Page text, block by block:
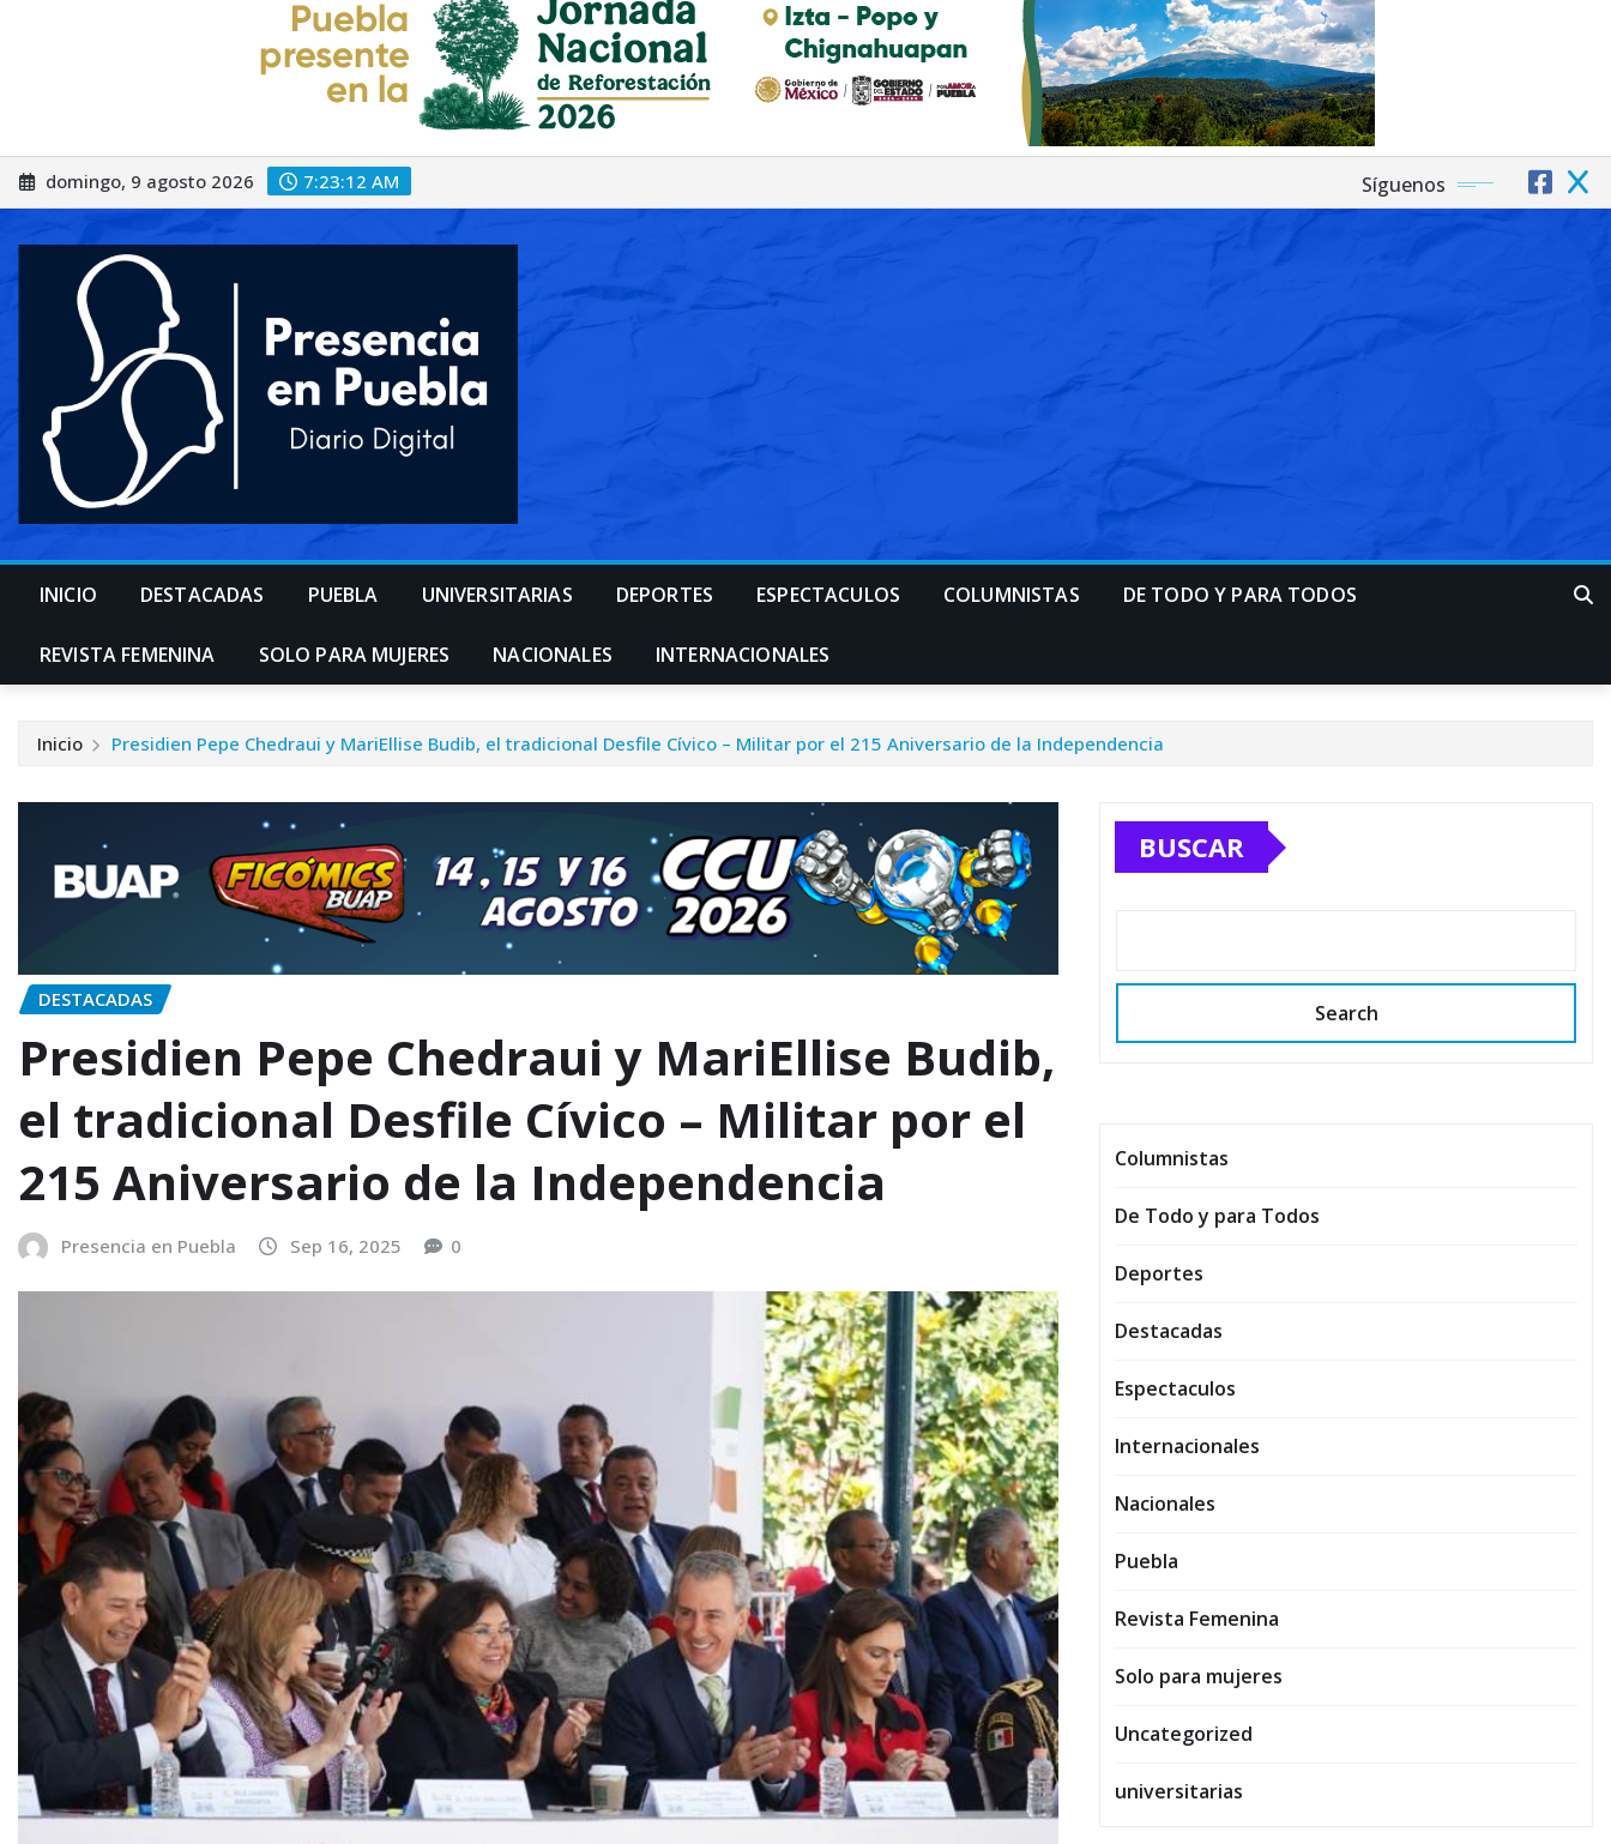
Saltar
al
domingo, 9 agosto 2026 7:23:14 AM Síguenos
INICIO DESTACADAS PUEBLA UNIVERSITARIAS DEPORTES ESPECTACULOS COLUMNISTAS DE TODO Y PARA TODOS
REVISTA FEMENINA SOLO PARA MUJERES NACIONALES INTERNACIONALES
Inicio Presidien Pepe Chedraui y MariEllise Budib, el tradicional Desfile Cívico – Militar por el 215 Aniversario de la Independencia
DESTACADAS
Presidien Pepe Chedraui y MariEllise Budib,
el tradicional Desfile Cívico – Militar por el
215 Aniversario de la Independencia
Presencia en Puebla Sep 16, 2025 0
BUSCAR
Search
Columnistas
De Todo y para Todos
Deportes
Destacadas
Espectaculos
Internacionales
Nacionales
Puebla
Revista Femenina
Solo para mujeres
Uncategorized
universitarias